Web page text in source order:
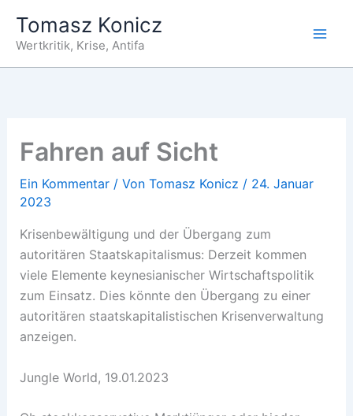
Inhalt
springen
Tomasz Konicz
Wertkritik, Krise, Antifa
Fahren auf Sicht
Ein Kommentar / Von Tomasz Konicz / 24. Januar
2023
Krisenbewältigung und der Übergang zum
autoritären Staatskapitalismus: Derzeit kommen
viele Elemente keynesianischer Wirtschaftspolitik
zum Einsatz. Dies könnte den Übergang zu einer
autoritären staatskapitalistischen Krisenverwaltung
anzeigen.
Jungle World, 19.01.2023